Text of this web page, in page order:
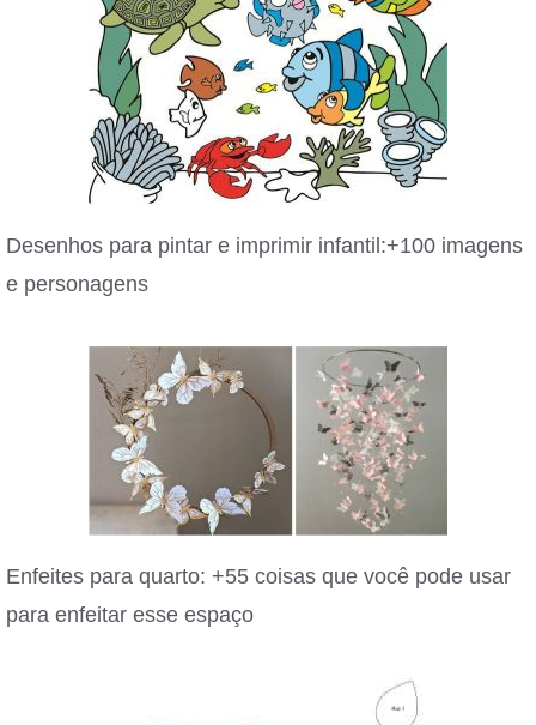
Desenhos para pintar e imprimir infantil:+100 imagens
e personagens
Enfeites para quarto: +55 coisas que você pode usar
para enfeitar esse espaço